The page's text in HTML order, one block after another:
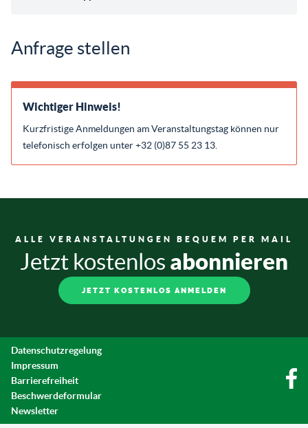
Anfrage stellen
Wichtiger Hinweis!
Kurzfristige Anmeldungen am Veranstaltungstag können nur
telefonisch erfolgen unter +32 (0)87 55 23 13.
ALLE VERANSTALTUNGEN BEQUEM PER MAIL
Jetzt kostenlos abonnieren
JETZT KOSTENLOS ANMELDEN
Datenschutzregelung
Impressum
Barrierefreiheit
Beschwerdeformular
Newsletter